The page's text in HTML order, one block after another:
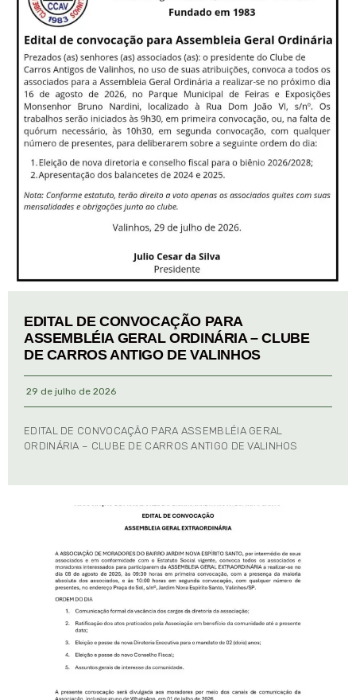
EDITAL DE CONVOCAÇÃO PARA
ASSEMBLÉIA GERAL ORDINÁRIA – CLUBE
DE CARROS ANTIGO DE VALINHOS
29 de julho de 2026
EDITAL DE CONVOCAÇÃO PARA ASSEMBLÉIA GERAL
ORDINÁRIA – CLUBE DE CARROS ANTIGO DE VALINHOS